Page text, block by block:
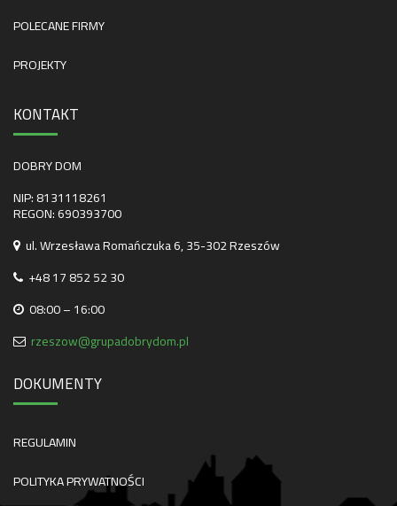
POLECANE FIRMY
PROJEKTY
KONTAKT
DOBRY DOM
NIP: 8131118261
REGON: 690393700
ul. Wrzesława Romańczuka 6, 35-302 Rzeszów
+48 17 852 52 30
08:00 – 16:00
rzeszow@grupadobrydom.pl
DOKUMENTY
REGULAMIN
POLITYKA PRYWATNOŚCI